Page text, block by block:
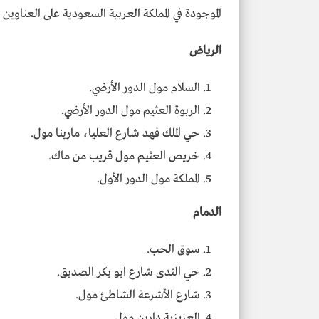
الموجودة في المملكة العربية السعودية على العناوين
الرياض
السلام مول الدور الأرضي.
الربوة العثيم مول الدور الأرضي.
حي الملك فهد شارع العليا، مارينا مول.
خريص العثيم مول قريب من ماك.
المملكة مول الدور الأول.
الدمام
سوق الحب.
حي الندى شارع ابو بكر الصديق.
شارع الأشرعة الشاطئ مول.